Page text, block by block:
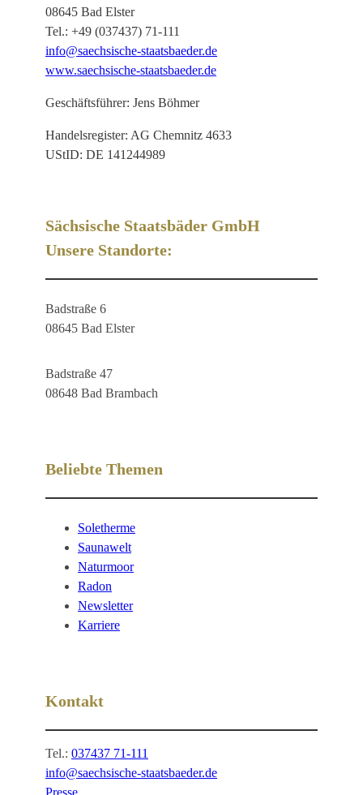
08645 Bad Elster
Tel.: +49 (037437) 71-111
info@saechsische-staatsbaeder.de
www.saechsische-staatsbaeder.de
Geschäftsführer: Jens Böhmer
Handelsregister: AG Chemnitz 4633
UStID: DE 141244989
Sächsische Staatsbäder GmbH
Unsere Standorte:
Badstraße 6
08645 Bad Elster
Badstraße 47
08648 Bad Brambach
Beliebte Themen
Soletherme
Saunawelt
Naturmoor
Radon
Newsletter
Karriere
Kontakt
Tel.: 037437 71-111
info@saechsische-staatsbaeder.de
Presse